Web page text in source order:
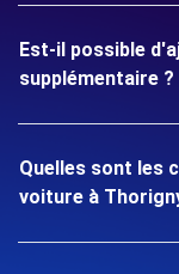
Est-il possible
supplémentaire ?
Quelles sont les
voiture à